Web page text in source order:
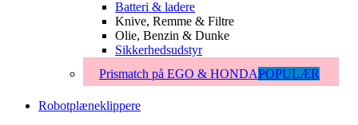
Batteri & ladere
Knive, Remme & Filtre
Olie, Benzin & Dunke
Sikkerhedsudstyr
Prismatch på EGO & HONDAPOPULÆR
Robotplæneklippere